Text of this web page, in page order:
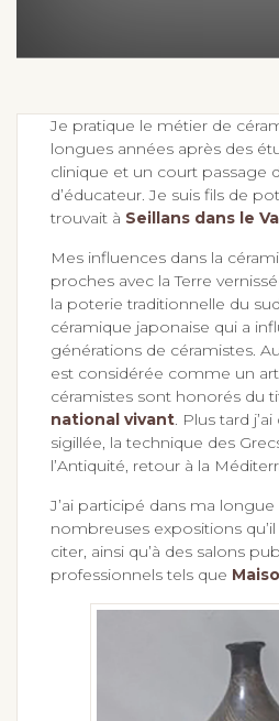
longues années après des
clinique et un court passage
d’éducateur. Je suis fils de
trouvait à
Seillans dans le
Mes influences dans la
proches avec la Terre
la poterie traditionnelle du
céramique japonaise qui a
générations de céramistes.
est considérée comme un art
céramistes sont honorés du
national vivant
. Plus tard
sigillée, la technique des
l’Antiquité, retour à la
J’ai participé dans ma longue
nombreuses expositions
citer, ainsi qu’à des salons
professionnels tels que